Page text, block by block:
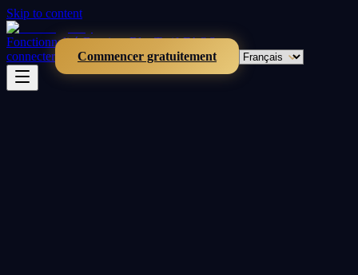
Skip to content
FonctionnalitésBoutiqueBlogTarifsFAQSe
connecter
Commencer gratuitement